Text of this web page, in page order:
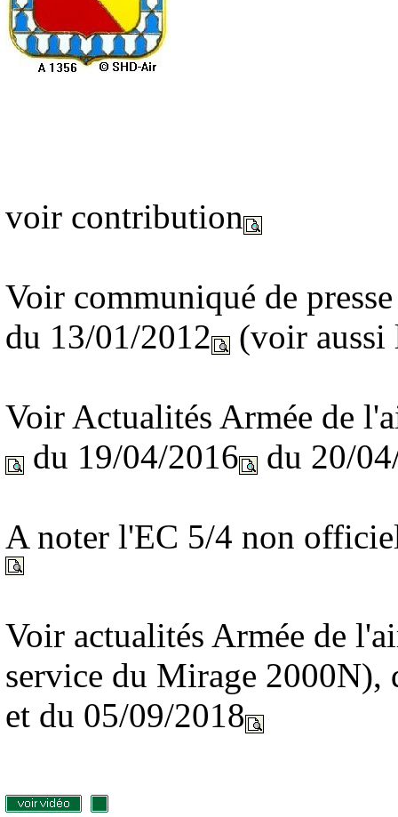
voir contribution
Voir communiqué de
du 13/01/2012
(voir aussi
Voir Actualités Armée de
du 19/04/2016
du 20/
A noter l'EC 5/4 non
Voir actualités Armée de
service du Mirage 2000N),
et du 05/09/2018